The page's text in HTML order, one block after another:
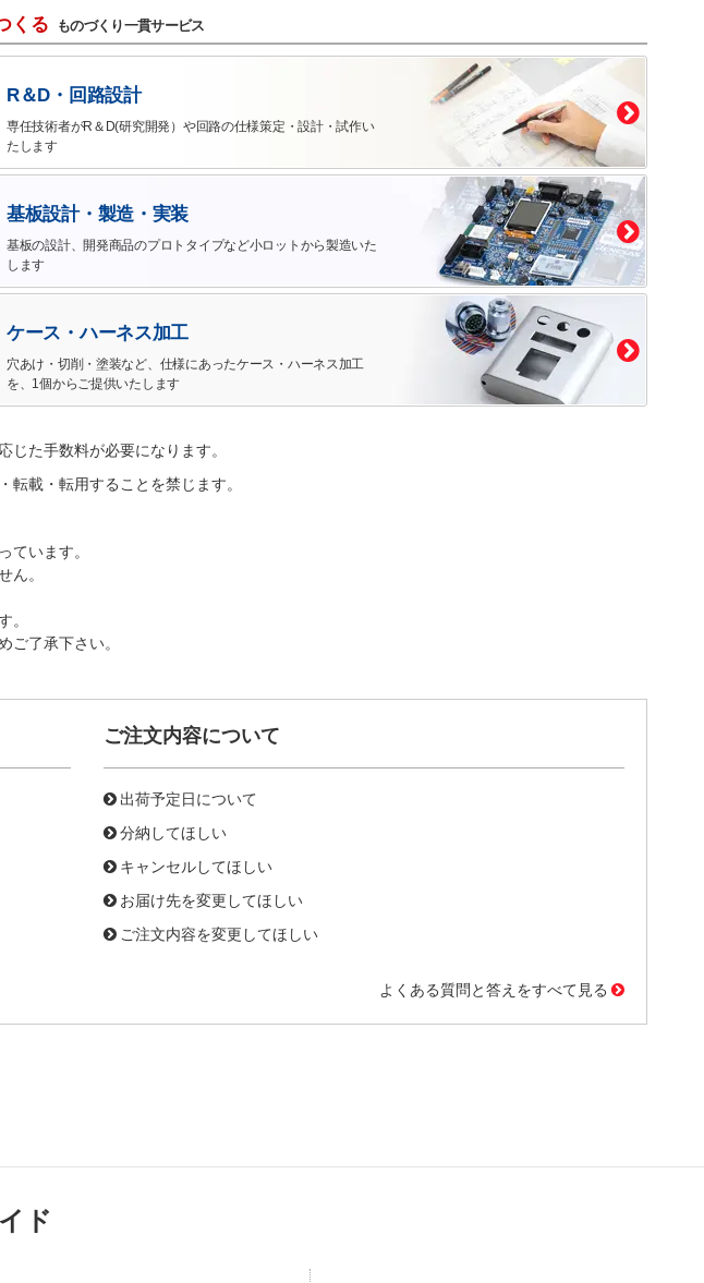
くる ものづくり一貫サービス
R＆D・回路設計
専任技術者がR＆D(研究開発）や回路の仕様策定・設計・試作い
たします
基板設計・製造・実装
基板の設計、開発商品のプロトタイプなど小ロットから製造いた
します
ケース・ハーネス加工
穴あけ・切削・塗装など、仕様にあったケース・ハーネス加工
を、1個からご提供いたします
た手数料が必要になります。
載・転用することを禁じます。
ています。
ん。
。
ご了承下さい。
ご注文内容について
出荷予定日について
分納してほしい
キャンセルしてほしい
お届け先を変更してほしい
ご注文内容を変更してほしい
よくある質問と答えをすべて見る
ド